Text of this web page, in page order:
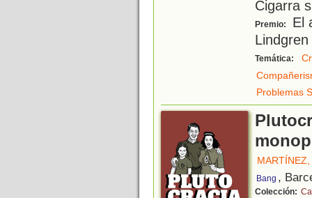
Cigarra
Premio:
El
Temática:
Problemas
Bang ,
Colección: